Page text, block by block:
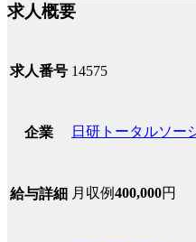
求人概要
求人番号 14575
企業 日研トータルソー
給与詳細 月収例400,000円